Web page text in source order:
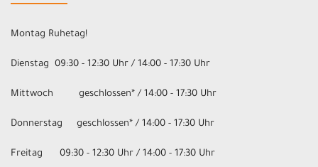
Montag Ruhetag!
Dienstag 09:30 - 12:30 Uhr / 14:00 - 17:30 Uhr
Mittwoch geschlossen* / 14:00 - 17:30 Uhr
Donnerstag geschlossen* / 14:00 - 17:30 Uhr
Freitag 09:30 - 12:30 Uhr / 14:00 - 17:30 Uhr